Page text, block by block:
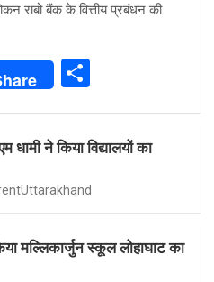
राबो बैंक के वित्तीय प्रबंधन की
ar
e
धामी ने किया विद्यालयों का
मल्लिकार्जुन स्कूल लोहाघाट का